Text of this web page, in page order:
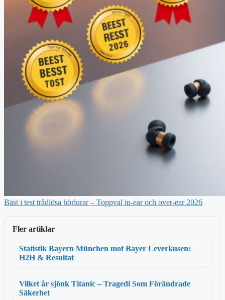
Bäst i test trådlösa hörlurar – Toppval in-ear och over-ear 2026
Fler artiklar
Statistik Bayern München mot Bayer Leverkusen:
H2H & Resultat
Vilket år sjönk Titanic – Tragedi Som Förändrade
Säkerhet